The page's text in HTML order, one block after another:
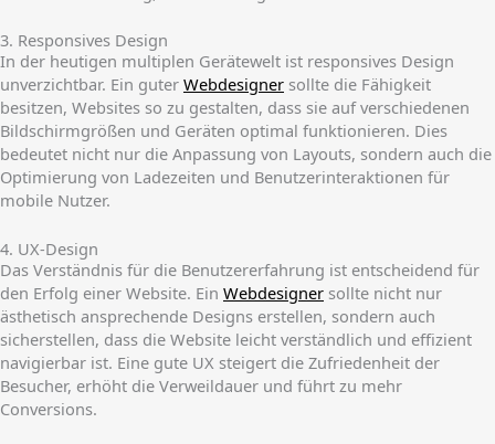
3. Responsives Design
In der heutigen multiplen Gerätewelt ist responsives Design
unverzichtbar. Ein guter Webdesigner sollte die Fähigkeit
besitzen, Websites so zu gestalten, dass sie auf verschiedenen
Bildschirmgrößen und Geräten optimal funktionieren. Dies
bedeutet nicht nur die Anpassung von Layouts, sondern auch die
Optimierung von Ladezeiten und Benutzerinteraktionen für
mobile Nutzer.
4. UX-Design
Das Verständnis für die Benutzererfahrung ist entscheidend für
den Erfolg einer Website. Ein Webdesigner sollte nicht nur
ästhetisch ansprechende Designs erstellen, sondern auch
sicherstellen, dass die Website leicht verständlich und effizient
navigierbar ist. Eine gute UX steigert die Zufriedenheit der
Besucher, erhöht die Verweildauer und führt zu mehr
Conversions.